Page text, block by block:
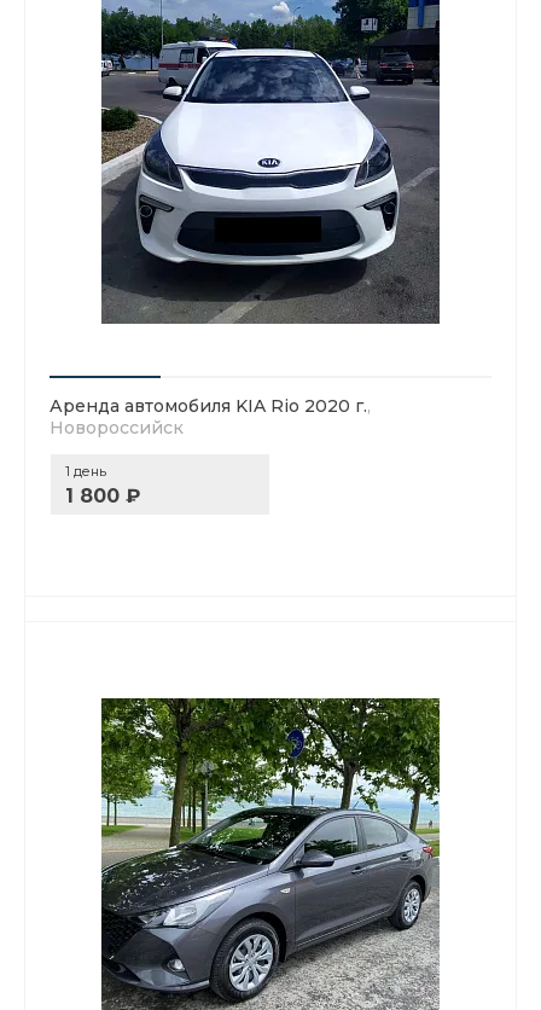
Аренда автомобиля KIA Rio 2020 г.,
Новороссийск
1 день
1 800 ₽